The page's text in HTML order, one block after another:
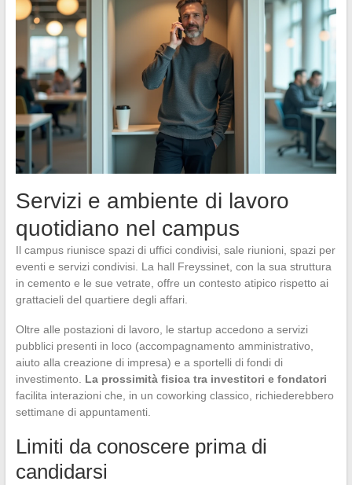
Servizi e ambiente di lavoro
quotidiano nel campus
Il campus riunisce spazi di uffici condivisi, sale riunioni, spazi per
eventi e servizi condivisi. La hall Freyssinet, con la sua struttura
in cemento e le sue vetrate, offre un contesto atipico rispetto ai
grattacieli del quartiere degli affari.
Oltre alle postazioni di lavoro, le startup accedono a servizi
pubblici presenti in loco (accompagnamento amministrativo,
aiuto alla creazione di impresa) e a sportelli di fondi di
investimento. La prossimità fisica tra investitori e fondatori
facilita interazioni che, in un coworking classico, richiederebbero
settimane di appuntamenti.
Limiti da conoscere prima di
candidarsi